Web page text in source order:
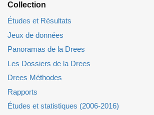
Collection
Études et Résultats
Jeux de données
Panoramas de la Drees
Les Dossiers de la Drees
Drees Méthodes
Rapports
Études et statistiques (2006-2016)